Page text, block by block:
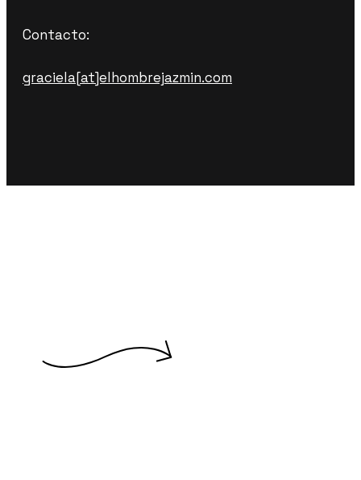
Contacto:
graciela[at]elhombrejazmin.com